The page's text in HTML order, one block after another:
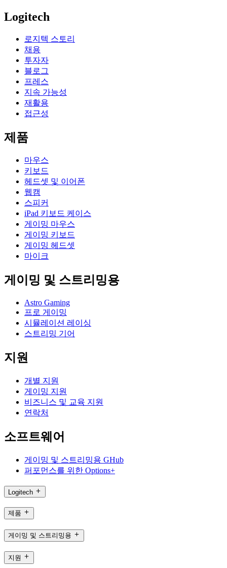
Logitech
로지텍 스토리
채용
투자자
블로그
프레스
지속 가능성
재활용
접근성
제품
마우스
키보드
헤드셋 및 이어폰
웹캠
스피커
iPad 키보드 케이스
게이밍 마우스
게이밍 키보드
게이밍 헤드셋
마이크
게이밍 및 스트리밍용
Astro Gaming
프로 게이밍
시뮬레이션 레이싱
스트리밍 기어
지원
개별 지원
게이밍 지원
비즈니스 및 교육 지원
연락처
소프트웨어
게이밍 및 스트리밍용 GHub
퍼포먼스를 위한 Options+
Logitech
제품
게이밍 및 스트리밍용
지원